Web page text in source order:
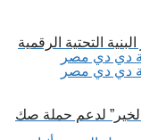
لدعم حملة صك